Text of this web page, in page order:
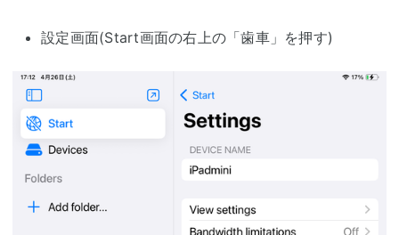
設定画面(Start画面の右上の「歯車」を押す)